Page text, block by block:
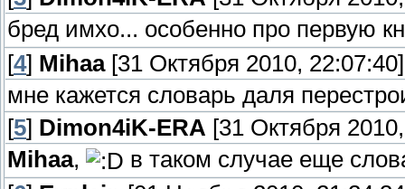
бред имхо... особенно про первую
[4] Mihaa[31 Октября 2010, 22:07:40]
мне кажется словарь даля
[5] Dimon4iK-ERA [31 Октября
Mihaa,
в таком случае еще